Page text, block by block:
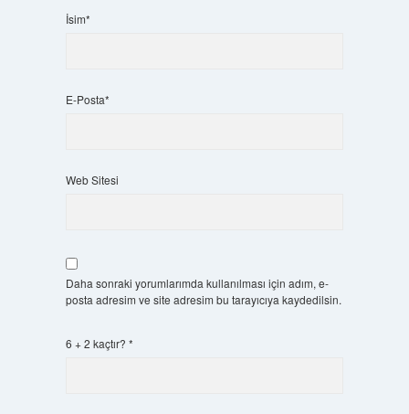
İsim*
E-Posta*
Web Sitesi
Daha sonraki yorumlarımda kullanılması için adım, e-
posta adresim ve site adresim bu tarayıcıya kaydedilsin.
6 + 2 kaçtır? *